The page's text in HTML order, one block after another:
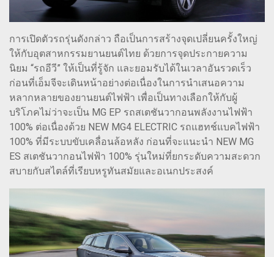
การเปิดตัวรถรุ่นดังกล่าว ถือเป็นการสร้างจุดเปลี่ยนครั้งใหญ่
ให้กับอุตสาหกรรมยานยนต์ไทย ด้วยการจุดประกายความ
นิยม “รถอีวี” ให้เป็นที่รู้จัก และยอมรับได้ในเวลาอันรวดเร็ว
ก่อนที่เอ็มจีจะเดินหน้าอย่างต่อเนื่องในการนำเสนอความ
หลากหลายของยานยนต์ไฟฟ้า เพื่อเป็นทางเลือกให้กับผู้
บริโภคไม่ว่าจะเป็น MG EP รถสเตชันวากอนพลังงานไฟฟ้า
100% ต่อเนื่องด้วย NEW MG4 ELECTRIC รถแฮทช์แบคไฟฟ้า
100% ที่มีระบบขับเคลื่อนล้อหลัง ก่อนที่จะแนะนำ NEW MG
ES สเตชันวากอนไฟฟ้า 100% รุ่นใหม่ที่ยกระดับความสะดวก
สบายกับสไตล์ที่เรียบหรูทันสมัยและอเนกประสงค์